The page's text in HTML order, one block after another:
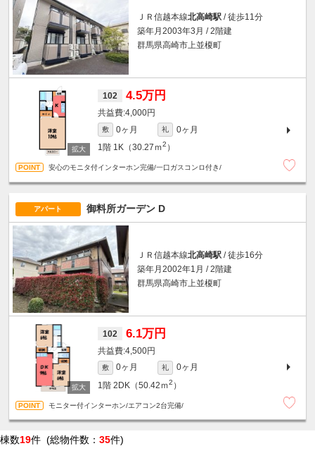
ＪＲ信越本線北高崎駅 / 徒歩11分
築年月2003年3月 / 2階建
群馬県高崎市上並榎町
102 4.5万円
4,000円
敷 0ヶ月 礼
0ヶ月
1階 1K（30.27ｍ2 ）
安心のモニタ付インターホン完備/一口ガスコンロ付き/
アパート 御料所ガーデン D
ＪＲ信越本線北高崎駅 / 徒歩16分
築年月2002年1月 / 2階建
群馬県高崎市上並榎町
102 6.1万円
4,500円
敷 0ヶ月 礼
0ヶ月
1階 2DK（50.42ｍ2 ）
モニター付インターホン/エアコン2台完備/
棟数19件 (総物件数： 35件)